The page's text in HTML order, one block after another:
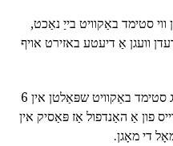
ווי סטימד באַקוויט בייַ נאַכט,
וועגן אַ דיעטע באזירט אויף
נוטרישאַניסס רעקאָמענדירן אָפּטראָג סטימד באַקוויט שפּאַלטן אין 6
פון אַ האַנדפול אַז פּאַסיק אין
די מאָגן.